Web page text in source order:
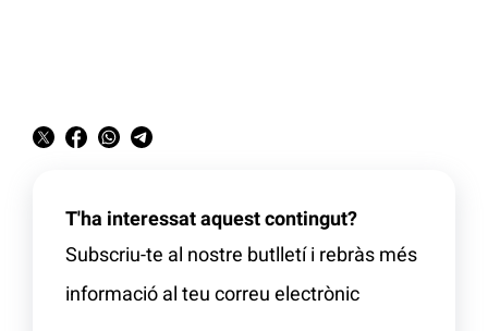
T'ha interessat aquest contingut?
Subscriu-te al nostre butlletí i rebràs més
informació al teu correu electrònic